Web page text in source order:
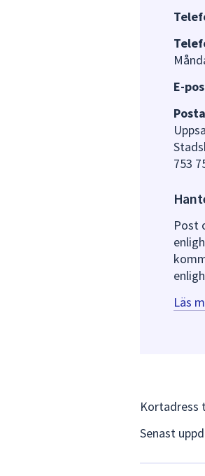
E-
753
Post
Läs
Kortadress
Senast